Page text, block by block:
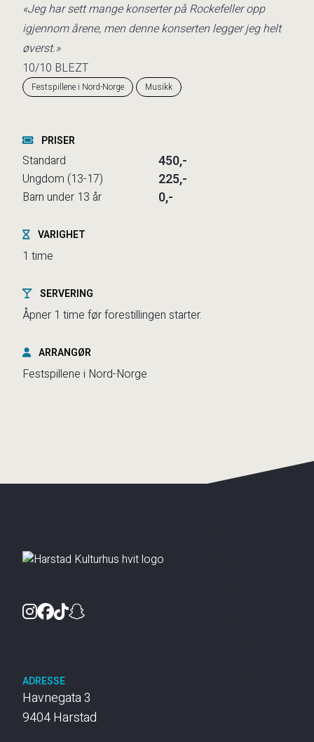
«Jeg har sett mange konserter på Rockefeller opp
igjennom årene, men denne konserten legger jeg helt
øverst.»
10/10 BLEZT
Festspillene i Nord-Norge Musikk
PRISER
Standard 450,-
Ungdom (13-17) 225,-
Barn under 13 år 0,-
VARIGHET
1 time
SERVERING
Åpner 1 time før forestillingen starter.
ARRANGØR
Festspillene i Nord-Norge
Instagram
Facebook
TikTok
ADRESSE
Havnegata 3
9404 Harstad